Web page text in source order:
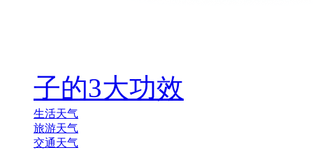
子的3大功效
生活天气
旅游天气
交通天气